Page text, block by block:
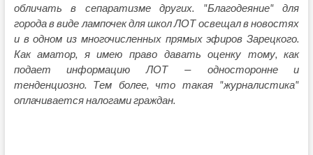
обличать в сепаратизме других. "Благодеяние" для
города в виде лампочек для школ ЛОТ освещал в новостях
и в одном из многочисленных прямых эфиров Зарецкого.
Как аматор, я имею право давать оценку тому, как
подает информацию ЛОТ — односторонне и
тенденциозно. Тем более, что такая "журналистика"
оплачивается налогами граждан.